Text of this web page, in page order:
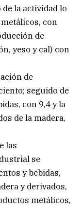
la actividad lo
con
de
yeso y cal) con
de
seguido de
con 9,4 y la
de la madera,
las
se
y bebidas,
y derivados,
metálicos,